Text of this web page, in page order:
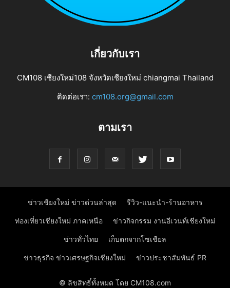
เกี่ยวกับเรา
CM108 เชียงใหม่108 จังหวัดเชียงใหม่ chiangmai Thailand
ติดต่อเรา: cm108.org@gmail.com
ตามเรา
ข่าวเชียงใหม่ ข่าวด่วนล่าสุด รีวิว-แนะนำ-ร้านอาหาร
ท่องเที่ยวเชียงใหม่ ภาคเหนือ ข่าวกิจกรรม งานอีเวนท์เชียงใหม่
ข่าวทั่วไทย เก็บตกจากโซเชียล
ข่าวธุรกิจ ข่าวเศรษฐกิจเชียงใหม่ ข่าวประชาสัมพันธ์ PR
© ลิขสิทธิ์ทั้งหมด โดย CM108.com